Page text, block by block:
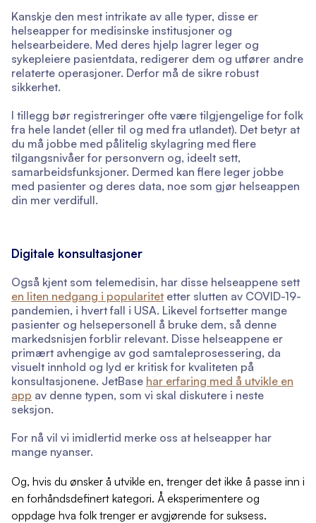
Kanskje den mest intrikate av alle typer, disse er
helseapper for medisinske institusjoner og
helsearbeidere. Med deres hjelp lagrer leger og
sykepleiere pasientdata, redigerer dem og utfører andre
relaterte operasjoner. Derfor må de sikre robust
sikkerhet.
I tillegg bør registreringer ofte være tilgjengelige for folk
fra hele landet (eller til og med fra utlandet). Det betyr at
du må jobbe med pålitelig skylagring med flere
tilgangsnivåer for personvern og, ideelt sett,
samarbeidsfunksjoner. Dermed kan flere leger jobbe
med pasienter og deres data, noe som gjør helseappen
din mer verdifull.
Digitale konsultasjoner
Også kjent som telemedisin, har disse helseappene sett
en liten nedgang i popularitet etter slutten av COVID-19-
pandemien, i hvert fall i USA. Likevel fortsetter mange
pasienter og helsepersonell å bruke dem, så denne
markedsnisjen forblir relevant. Disse helseappene er
primært avhengige av god samtaleprosessering, da
visuelt innhold og lyd er kritisk for kvaliteten på
konsultasjonene. JetBase har erfaring med å utvikle en
app av denne typen, som vi skal diskutere i neste
seksjon.
For nå vil vi imidlertid merke oss at helseapper har
mange nyanser.
Og, hvis du ønsker å utvikle en, trenger det ikke å passe inn i
en forhåndsdefinert kategori. Å eksperimentere og
oppdage hva folk trenger er avgjørende for suksess.